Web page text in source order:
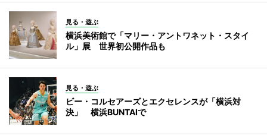
見る・遊ぶ
横浜美術館で「マリー・アントワネット・スタイ
ル」展 世界初公開作品も
見る・遊ぶ
ビー・コルセアーズとエクセレンスが「横浜対
決」 横浜BUNTAIで